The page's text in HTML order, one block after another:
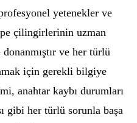
yetenekler ve
çilingirlerinin uzman
ve her türlü
için gerekli bilgiye
anahtar kaybı durumları
gibi her türlü sorunla başa